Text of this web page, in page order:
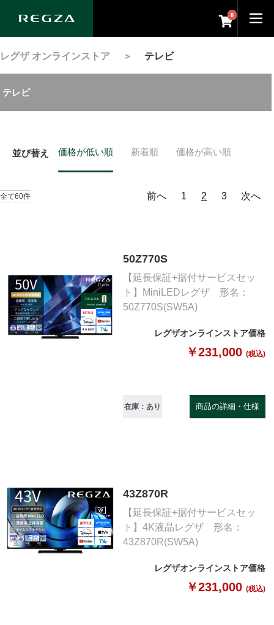
0
レグザ オンラインストア ＞ テレビ
テレビ
並び替え 価格が低い順 新着順 価格が高い順
全て60件 前へ 1 2 3 次へ
50Z770S
【延長保証+据付サービスセッ
ト】MiniLEDレグザ 形名：
50Z770S(SW5A)
レグザオンラインストア価格
￥231,000 (税込)
在庫：あり 商品の詳細・仕様
43Z870R
【延長保証+据付サービスセッ
ト】4K液晶レグザ 形名：
43Z870R(SW5A)
レグザオンラインストア価格
￥231,000 (税込)